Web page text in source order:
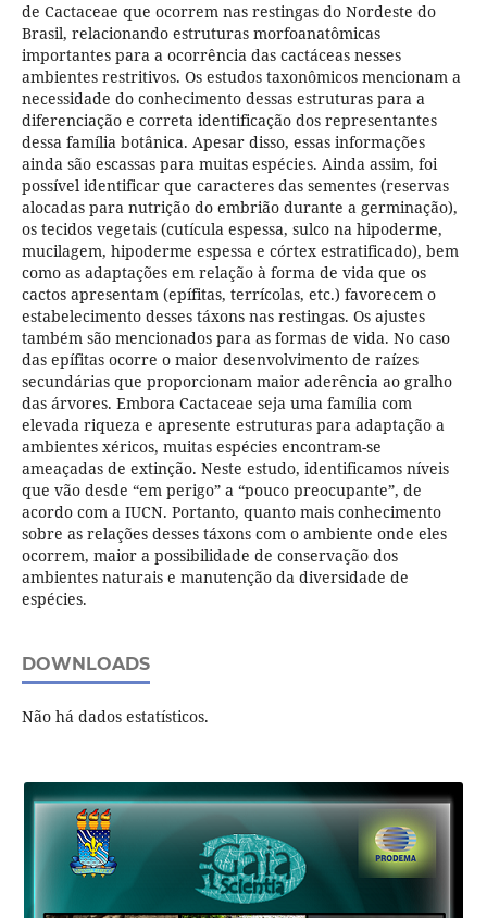
de Cactaceae que ocorrem nas restingas do Nordeste do
Brasil, relacionando estruturas morfoanatômicas
importantes para a ocorrência das cactáceas nesses
ambientes restritivos. Os estudos taxonômicos mencionam a
necessidade do conhecimento dessas estruturas para a
diferenciação e correta identificação dos representantes
dessa família botânica. Apesar disso, essas informações
ainda são escassas para muitas espécies. Ainda assim, foi
possível identificar que caracteres das sementes (reservas
alocadas para nutrição do embrião durante a germinação),
os tecidos vegetais (cutícula espessa, sulco na hipoderme,
mucilagem, hipoderme espessa e córtex estratificado), bem
como as adaptações em relação à forma de vida que os
cactos apresentam (epífitas, terrícolas, etc.) favorecem o
estabelecimento desses táxons nas restingas. Os ajustes
também são mencionados para as formas de vida. No caso
das epífitas ocorre o maior desenvolvimento de raízes
secundárias que proporcionam maior aderência ao gralho
das árvores. Embora Cactaceae seja uma família com
elevada riqueza e apresente estruturas para adaptação a
ambientes xéricos, muitas espécies encontram-se
ameaçadas de extinção. Neste estudo, identificamos níveis
que vão desde “em perigo” a “pouco preocupante”, de
acordo com a IUCN. Portanto, quanto mais conhecimento
sobre as relações desses táxons com o ambiente onde eles
ocorrem, maior a possibilidade de conservação dos
ambientes naturais e manutenção da diversidade de
espécies.
DOWNLOADS
Não há dados estatísticos.